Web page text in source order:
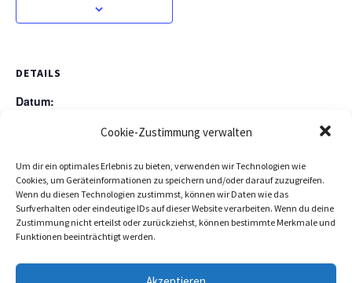
Cookie-Zustimmung verwalten
Um dir ein optimales Erlebnis zu bieten, verwenden wir Technologien wie
Cookies, um Geräteinformationen zu speichern und/oder darauf zuzugreifen.
Wenn du diesen Technologien zustimmst, können wir Daten wie das
Surfverhalten oder eindeutige IDs auf dieser Website verarbeiten. Wenn du deine
Zustimmung nicht erteilst oder zurückziehst, können bestimmte Merkmale und
Funktionen beeinträchtigt werden.
DETAILS
Datum:
19:45 - 22:30
NABU Treffen im NABU-
Büro/Silvanuskirche
Büro/Silvanuskirche